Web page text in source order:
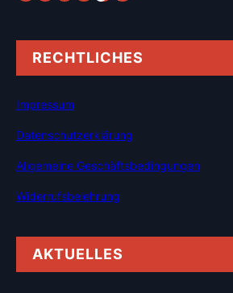
RECHTLICHES
Impressum
Datenschutzerklärung
Allgemeine Geschäftsbedingungen
Widerrufsbelehrung
AKTUELLES